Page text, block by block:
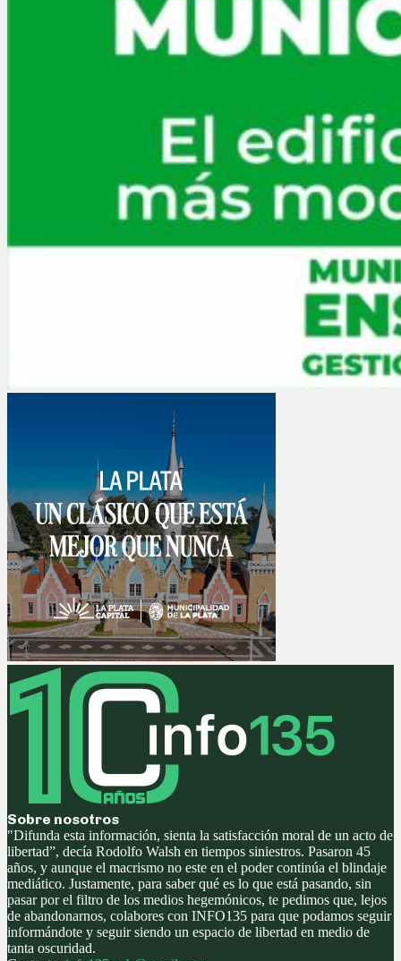
Sobre nosotros
"Difunda esta información, sienta la satisfacción moral de un acto de
libertad”, decía Rodolfo Walsh en tiempos siniestros. Pasaron 45
años, y aunque el macrismo no este en el poder continúa el blindaje
mediático. Justamente, para saber qué es lo que está pasando, sin
pasar por el filtro de los medios hegemónicos, te pedimos que, lejos
de abandonarnos, colabores con INFO135 para que podamos seguir
informándote y seguir siendo un espacio de libertad en medio de
tanta oscuridad.